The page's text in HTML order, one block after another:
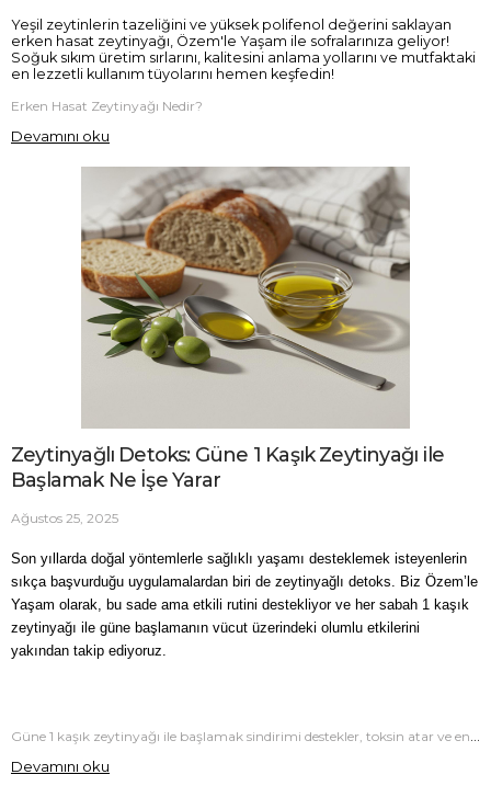
Yeşil zeytinlerin tazeliğini ve yüksek polifenol değerini saklayan
erken hasat zeytinyağı, Özem'le Yaşam ile sofralarınıza geliyor!
Soğuk sıkım üretim sırlarını, kalitesini anlama yollarını ve mutfaktaki
en lezzetli kullanım tüyolarını hemen keşfedin!
Erken Hasat Zeytinyağı Nedir?
Devamını oku
Zeytinyağlı Detoks: Güne 1 Kaşık Zeytinyağı ile
Başlamak Ne İşe Yarar
Ağustos 25, 2025
Son yıllarda doğal yöntemlerle sağlıklı yaşamı desteklemek isteyenlerin
sıkça başvurduğu uygulamalardan biri de zeytinyağlı detoks. Biz Özem’le
Yaşam olarak, bu sade ama etkili rutini destekliyor ve her sabah 1 kaşık
zeytinyağı ile güne başlamanın vücut üzerindeki olumlu etkilerini
yakından takip ediyoruz.
Devamını oku